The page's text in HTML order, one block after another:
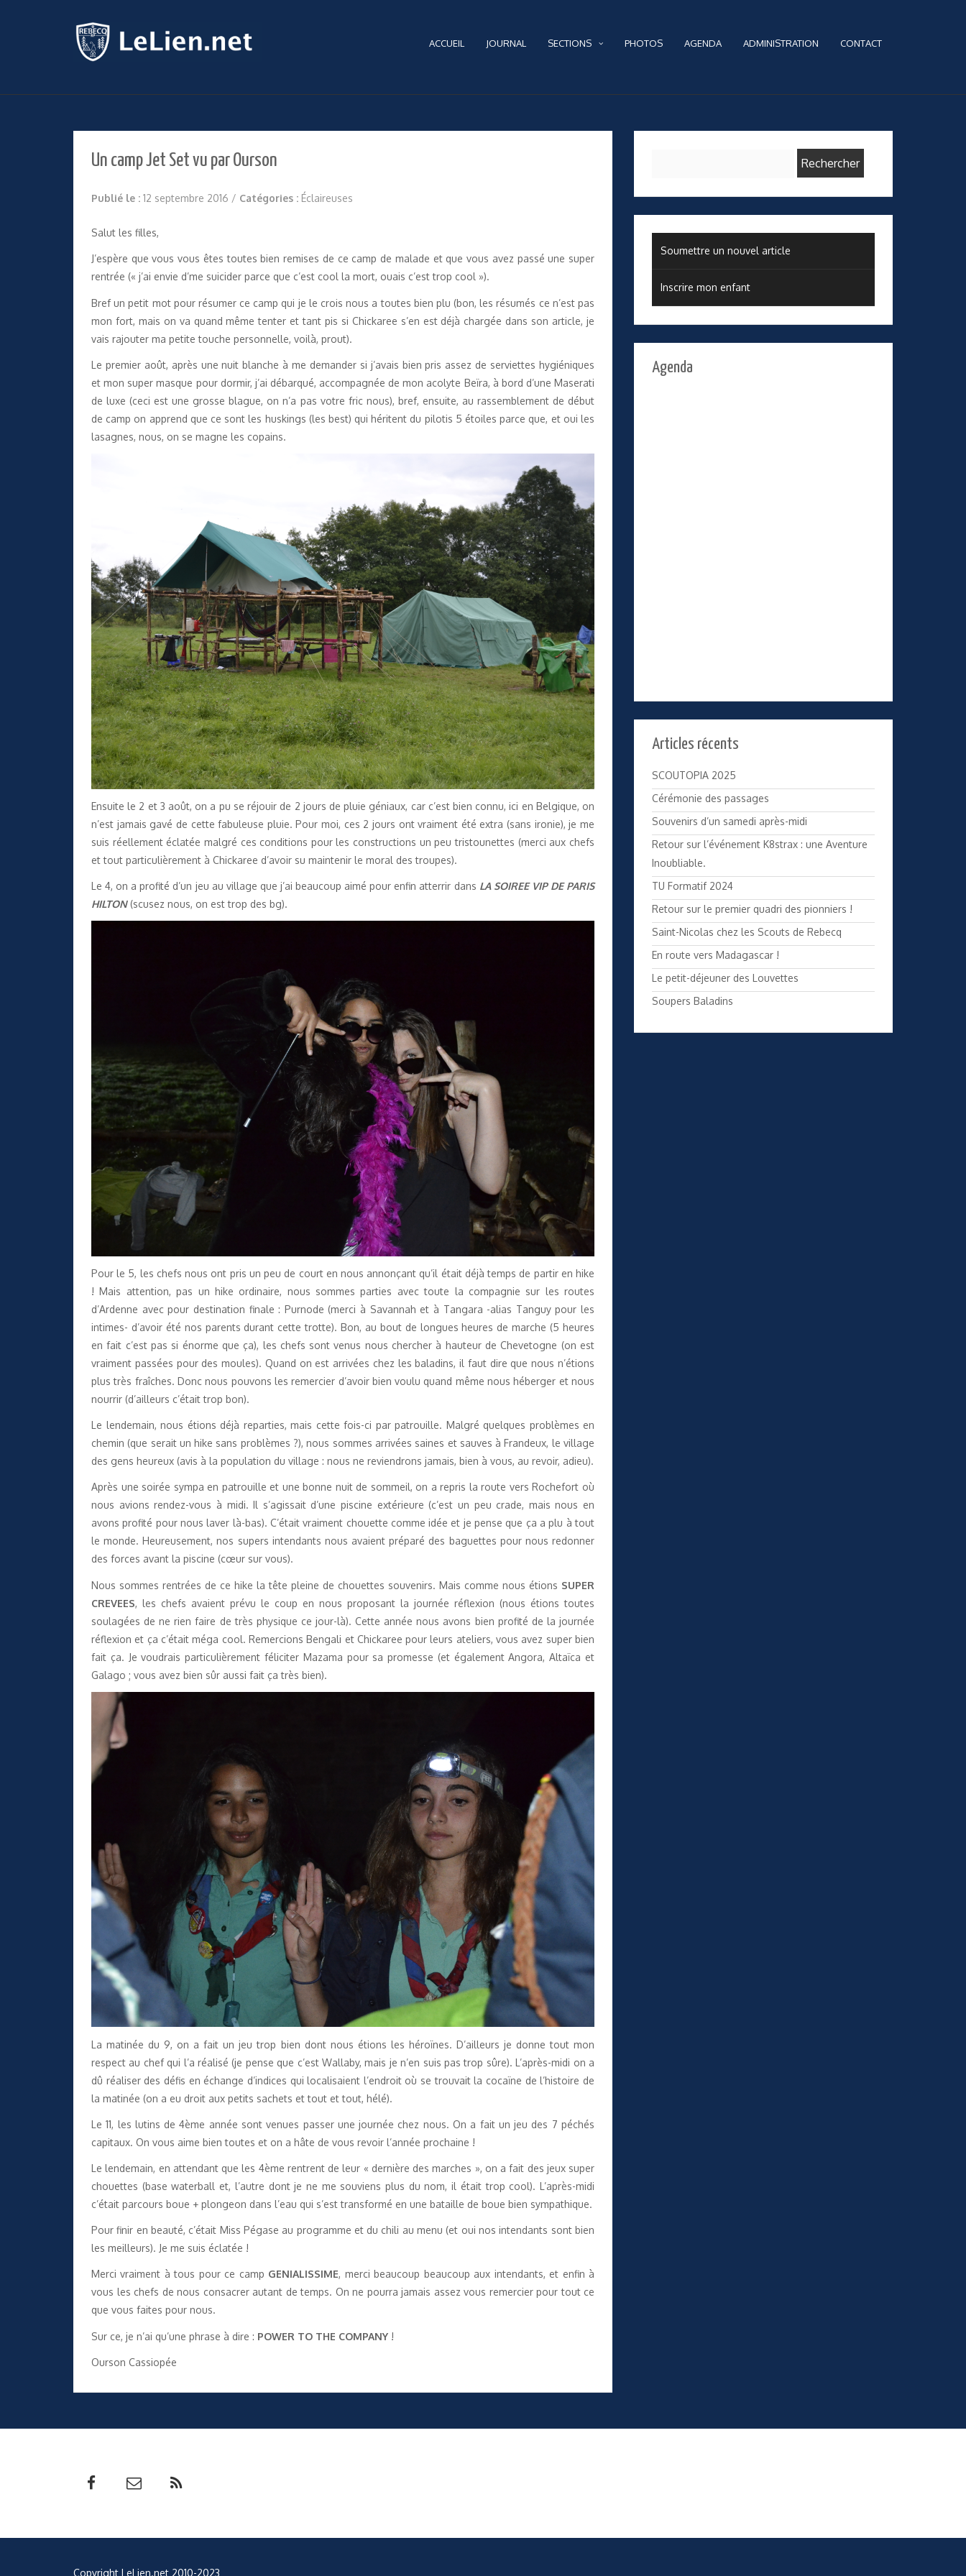
ACCUEIL JOURNAL SECTIONS PHOTOS AGENDA ADMINISTRATION CONTACT
Un camp Jet Set vu par Ourson
Publié le : 12 septembre 2016 / Catégories : Éclaireuses
Salut les filles,
J’espère que vous vous êtes toutes bien remises de ce camp de malade et que vous avez passé une super
rentrée (« j’ai envie d’me suicider parce que c’est cool la mort, ouais c’est trop cool »).
Bref un petit mot pour résumer ce camp qui je le crois nous a toutes bien plu (bon, les résumés ce n’est pas
mon fort, mais on va quand même tenter et tant pis si Chickaree s’en est déjà chargée dans son article, je
vais rajouter ma petite touche personnelle, voilà, prout).
Le premier août, après une nuit blanche à me demander si j’avais bien pris assez de serviettes hygiéniques
et mon super masque pour dormir, j’ai débarqué, accompagnée de mon acolyte Beïra, à bord d’une Maserati
de luxe (ceci est une grosse blague, on n’a pas votre fric nous), bref, ensuite, au rassemblement de début
de camp on apprend que ce sont les huskings (les best) qui héritent du pilotis 5 étoiles parce que, et oui les
lasagnes, nous, on se magne les copains.
Ensuite le 2 et 3 août, on a pu se réjouir de 2 jours de pluie géniaux, car c’est bien connu, ici en Belgique, on
n’est jamais gavé de cette fabuleuse pluie. Pour moi, ces 2 jours ont vraiment été extra (sans ironie), je me
suis réellement éclatée malgré ces conditions pour les constructions un peu tristounettes (merci aux chefs
et tout particulièrement à Chickaree d’avoir su maintenir le moral des troupes).
Le 4, on a profité d’un jeu au village que j’ai beaucoup aimé pour enfin atterrir dans LA SOIREE VIP DE PARIS
HILTON(scusez nous, on est trop des bg).
Pour le 5, les chefs nous ont pris un peu de court en nous annonçant qu’il était déjà temps de partir en hike
! Mais attention, pas un hike ordinaire, nous sommes parties avec toute la compagnie sur les routes
d’Ardenne avec pour destination finale : Purnode (merci à Savannah et à Tangara -alias Tanguy pour les
intimes- d’avoir été nos parents durant cette trotte). Bon, au bout de longues heures de marche (5 heures
en fait c’est pas si énorme que ça), les chefs sont venus nous chercher à hauteur de Chevetogne (on est
vraiment passées pour des moules). Quand on est arrivées chez les baladins, il faut dire que nous n’étions
plus très fraîches. Donc nous pouvons les remercier d’avoir bien voulu quand même nous héberger et nous
nourrir (d’ailleurs c’était trop bon).
Le lendemain, nous étions déjà reparties, mais cette fois-ci par patrouille. Malgré quelques problèmes en
chemin (que serait un hike sans problèmes ?), nous sommes arrivées saines et sauves à Frandeux, le village
des gens heureux (avis à la population du village : nous ne reviendrons jamais, bien à vous, au revoir, adieu).
Après une soirée sympa en patrouille et une bonne nuit de sommeil, on a repris la route vers Rochefort où
nous avions rendez-vous à midi. Il s’agissait d’une piscine extérieure (c’est un peu crade, mais nous en
avons profité pour nous laver là-bas). C’était vraiment chouette comme idée et je pense que ça a plu à tout
le monde. Heureusement, nos supers intendants nous avaient préparé des baguettes pour nous redonner
des forces avant la piscine (cœur sur vous).
Nous sommes rentrées de ce hike la tête pleine de chouettes souvenirs. Mais comme nous étions SUPER
CREVEES, les chefs avaient prévu le coup en nous proposant la journée réflexion (nous étions toutes
soulagées de ne rien faire de très physique ce jour-là). Cette année nous avons bien profité de la journée
réflexion et ça c’était méga cool. Remercions Bengali et Chickaree pour leurs ateliers, vous avez super bien
fait ça. Je voudrais particulièrement féliciter Mazama pour sa promesse (et également Angora, Altaïca et
Galago ; vous avez bien sûr aussi fait ça très bien).
La matinée du 9, on a fait un jeu trop bien dont nous étions les héroïnes. D’ailleurs je donne tout mon
respect au chef qui l’a réalisé (je pense que c’est Wallaby, mais je n’en suis pas trop sûre). L’après-midi on a
dû réaliser des défis en échange d’indices qui localisaient l’endroit où se trouvait la cocaïne de l’histoire de
la matinée (on a eu droit aux petits sachets et tout et tout, hélé).
Le 11, les lutins de 4ème année sont venues passer une journée chez nous. On a fait un jeu des 7 péchés
capitaux. On vous aime bien toutes et on a hâte de vous revoir l’année prochaine !
Le lendemain, en attendant que les 4ème rentrent de leur « dernière des marches », on a fait des jeux super
chouettes (base waterball et, l’autre dont je ne me souviens plus du nom, il était trop cool). L’après-midi
c’était parcours boue + plongeon dans l’eau qui s’est transformé en une bataille de boue bien sympathique.
Pour finir en beauté, c’était Miss Pégase au programme et du chili au menu (et oui nos intendants sont bien
les meilleurs). Je me suis éclatée !
Merci vraiment à tous pour ce camp GENIALISSIME, merci beaucoup beaucoup aux intendants, et enfin à
vous les chefs de nous consacrer autant de temps. On ne pourra jamais assez vous remercier pour tout ce
que vous faites pour nous.
Sur ce, je n’ai qu’une phrase à dire : POWER TO THE COMPANY !
Ourson Cassiopée
Soumettre un nouvel article
Inscrire mon enfant
Agenda
Articles récents
SCOUTOPIA 2025
Cérémonie des passages
Souvenirs d’un samedi après-midi
Retour sur l’événement K8strax : une Aventure
Inoubliable.
TU Formatif 2024
Retour sur le premier quadri des pionniers !
Saint-Nicolas chez les Scouts de Rebecq
En route vers Madagascar !
Le petit-déjeuner des Louvettes
Soupers Baladins
Copyright LeLien.net 2010-2023